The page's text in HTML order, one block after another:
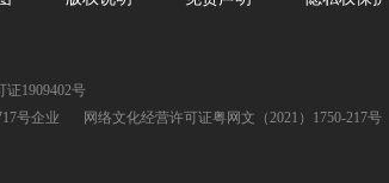
1909402号
号企业
网络文化经营许可证粤网文（2021）1750-217号